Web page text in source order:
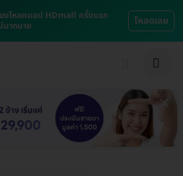
งโหลดแอป HDmall ครั้งแรก
มากมาย
โหลดเลย